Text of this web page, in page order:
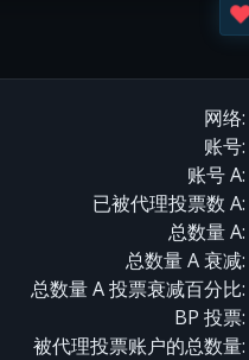
网络:
账号:
账号 A:
已被代理投票数 A:
总数量 A:
总数量 A 衰减:
总数量 A 投票衰减百分比:
BP 投票:
被代理投票账户的总数量: